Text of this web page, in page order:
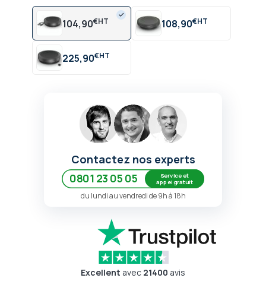
104,90€ 108,90€
225,90€
Contactez nos experts
0801 23 05 05
Service et
appel gratuit
du lundi au vendredi de 9h à 18h
Excellent avec 21400 avis